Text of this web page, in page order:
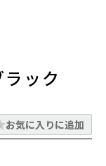
ック
お気に入りに追加